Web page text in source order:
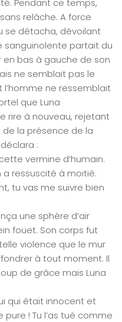
Pendant ce temps,
relâche. A force
se détacha, dévoilant
sanguinolente partait du
bas à gauche de son
ne semblait pas le
l’homme ne ressemblait
que Luna
rire à nouveau, rejetant
la présence de la
:
vermine d’humain.
a ressuscité à moitié.
tu vas me suivre bien
une sphère d’air
fouet. Son corps fut
violence que le mur
à tout moment. Il
de grâce mais Luna
qui était innocent et
! Tu l’as tué comme